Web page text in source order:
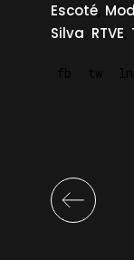
Escoté
Silva RTVE